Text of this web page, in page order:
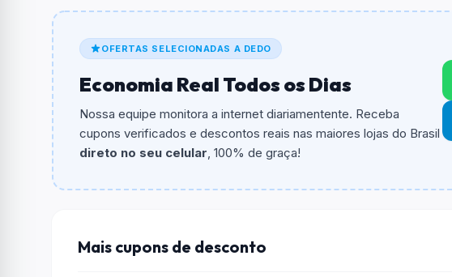
O cupom dáR$ 40,00em compras.
Qual é o valor minimo de compra?
O valor minimo de compra é R$ 289,00.
Qual é o desconto máximo?
Não informado ou sem limite.
Funciona em qualquer produto?
podem não aceitar cupons.
OFERTAS SELECIONADAS A DEDO
Economia Real Todos os Dias
Nossa equipe monitora a internet diariamentente. Receba
cupons verificados e descontos reais nas maiores lojas do Brasil
direto no seu celular, 100% de graça!
Mais cupons de desconto